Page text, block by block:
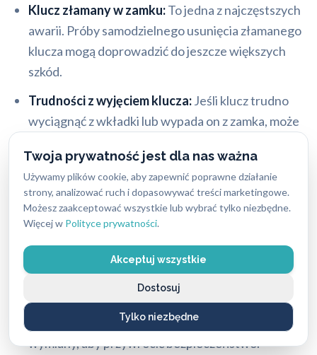
Twoja prywatność jest dla nas ważna
Używamy plików cookie, aby zapewnić poprawne działanie
strony, analizować ruch i dopasowywać treści marketingowe.
Możesz zaakceptować wszystkie lub wybrać tylko niezbędne.
Więcej w Polityce prywatności.
Akceptuj wszystkie
Tylko niezbędne
Dostosuj
Klucz złamany w zamku:To jedna z najczęstszych
awarii. Próby samodzielnego usunięcia złamanego
klucza mogą doprowadzić do jeszcze większych
szkód.
Trudności z wyjęciem klucza:Jeśli klucz trudno
wyciągnąć z wkładki lub wypada on z zamka, może
blokującym.
Zamek działa „na pusto”:Gdy zamek wydaje się
obracać bez oporu, nie blokując ani nie
odblokowując drzwi, świadczy to o poważnym
uszkodzeniu wewnętrznych elementów.
Uszkodzenia po próbie włamania:
manipulacji lub uszkodzenia zamka po próbie
włamania wymagają natychmiastowej naprawy lub
wymiany, aby przywrócić bezpieczeństwo.